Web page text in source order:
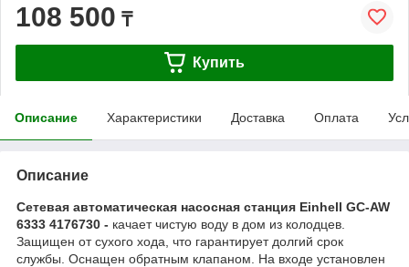
108 500 ₸
Купить
Описание Характеристики Доставка Оплата
Описание
Сетевая автоматическая насосная станция Einhell GC-AW
6333 4176730 - качает чистую воду в дом из колодцев.
Защищен от сухого хода, что гарантирует долгий срок
службы. Оснащен обратным клапаном. На входе установлен